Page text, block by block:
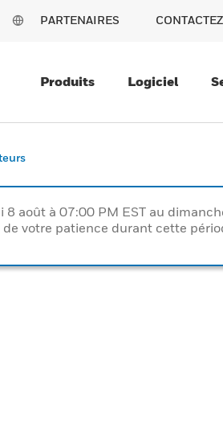
PARTENAIRES
Produits Logiciel
août à 07:00 PM EST au
votre patience durant cette